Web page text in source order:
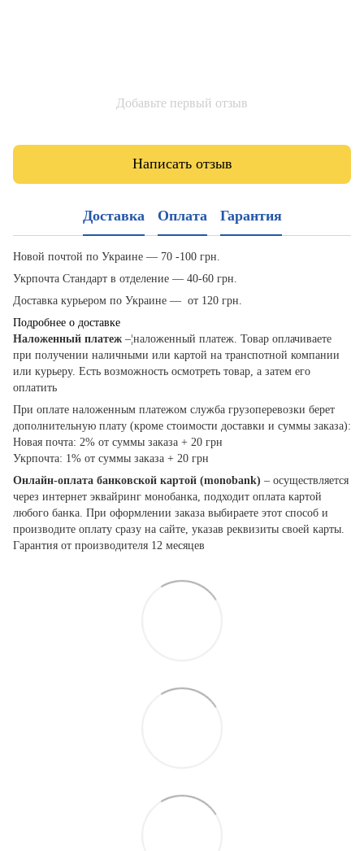
Добавьте первый отзыв
Написать отзыв
Доставка Оплата Гарантия
Новой почтой по Украине — 70 -100 грн.
Укрпочта Стандарт в отделение — 40-60 грн.
Доставка курьером по Украине — от 120 грн.
Подробнее о доставке
Наложенный платеж –¦наложенный платеж. Товар оплачиваете
при получении наличными или картой на транспотной компании
или курьеру. Есть возможность осмотреть товар, а затем его
оплатить
При оплате наложенным платежом служба грузоперевозки берет
дополнительную плату (кроме стоимости доставки и суммы заказа):
Новая почта: 2% от суммы заказа + 20 грн
Укрпочта: 1% от суммы заказа + 20 грн
Онлайн-оплата банковской картой (monobank) – осуществляется
через интернет эквайринг монобанка, подходит оплата картой
любого банка. При оформлении заказа выбираете этот способ и
производите оплату сразу на сайте, указав реквизиты своей карты.
Гарантия от производителя 12 месяцев